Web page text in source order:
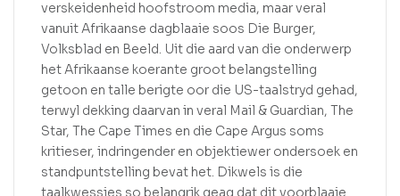
verskeidenheid hoofstroom media, maar veral
vanuit Afrikaanse dagblaaie soos Die Burger,
Volksblad en Beeld. Uit die aard van die onderwerp
het Afrikaanse koerante groot belangstelling
getoon en talle berigte oor die US-taalstryd gehad,
terwyl dekking daarvan in veral Mail & Guardian, The
Star, The Cape Times en die Cape Argus soms
kritieser, indringender en objektiewer ondersoek en
standpuntstelling bevat het. Dikwels is die